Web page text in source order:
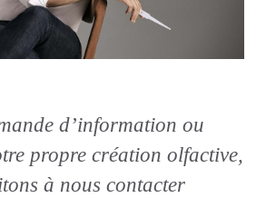
d’information ou
propre création olfactive,
à nous contacter